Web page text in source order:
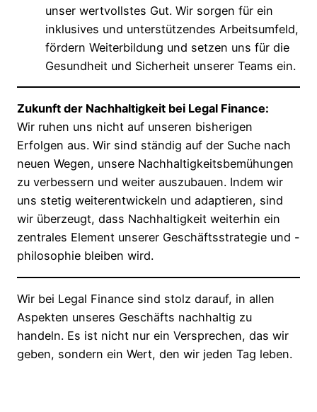
unser wertvollstes Gut. Wir sorgen für ein
inklusives und unterstützendes Arbeitsumfeld,
fördern Weiterbildung und setzen uns für die
Gesundheit und Sicherheit unserer Teams ein.
Zukunft der Nachhaltigkeit bei Legal Finance:
Wir ruhen uns nicht auf unseren bisherigen
Erfolgen aus. Wir sind ständig auf der Suche nach
neuen Wegen, unsere Nachhaltigkeitsbemühungen
zu verbessern und weiter auszubauen. Indem wir
uns stetig weiterentwickeln und adaptieren, sind
wir überzeugt, dass Nachhaltigkeit weiterhin ein
zentrales Element unserer Geschäftsstrategie und -
philosophie bleiben wird.
Wir bei Legal Finance sind stolz darauf, in allen
Aspekten unseres Geschäfts nachhaltig zu
handeln. Es ist nicht nur ein Versprechen, das wir
geben, sondern ein Wert, den wir jeden Tag leben.